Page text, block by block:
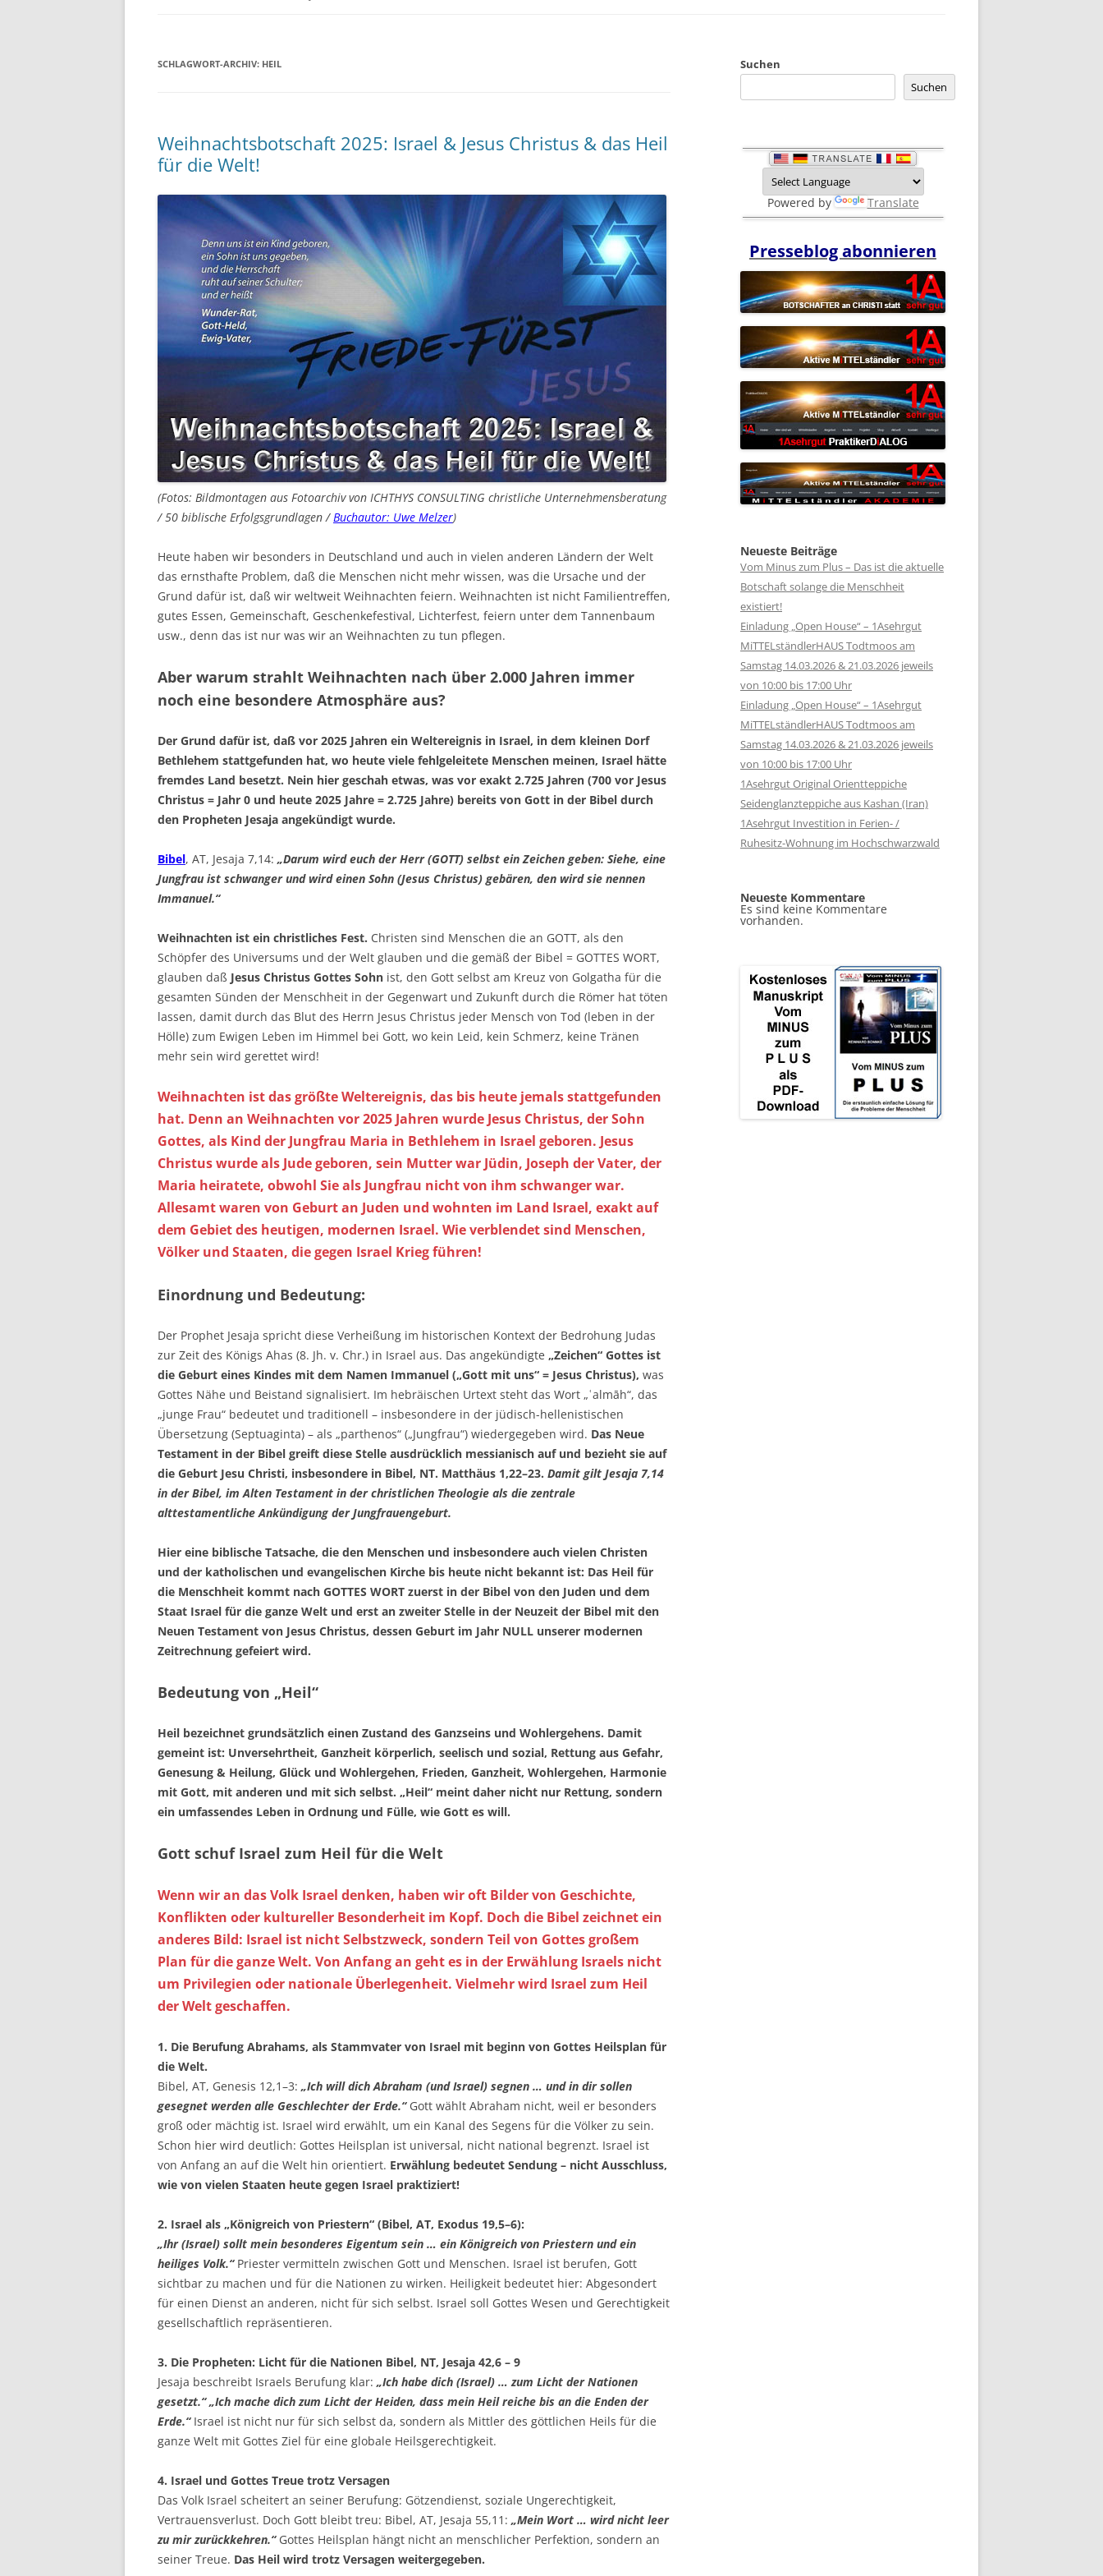
SCHLAGWORT-ARCHIV: HEIL
Weihnachtsbotschaft 2025: Israel & Jesus Christus & das Heil
für die Welt!
(Fotos: Bildmontagen aus Fotoarchiv von ICHTHYS CONSULTING christliche Unternehmensberatung
/ 50 biblische Erfolgsgrundlagen /Buchautor: Uwe Melzer)
Heute haben wir besonders in Deutschland und auch in vielen anderen Ländern der Welt
das ernsthafte Problem, daß die Menschen nicht mehr wissen, was die Ursache und der
Grund dafür ist, daß wir weltweit Weihnachten feiern. Weihnachten ist nicht Familientreffen,
gutes Essen, Gemeinschaft, Geschenkefestival, Lichterfest, feiern unter dem Tannenbaum
usw., denn das ist nur was wir an Weihnachten zu tun pflegen.
Aber warum strahlt Weihnachten nach über 2.000 Jahren immer
noch eine besondere Atmosphäre aus?
Der Grund dafür ist, daß vor 2025 Jahren ein Weltereignis in Israel, in dem kleinen Dorf
Bethlehem stattgefunden hat, wo heute viele fehlgeleitete Menschen meinen, Israel hätte
fremdes Land besetzt. Nein hier geschah etwas, was vor exakt 2.725 Jahren (700 vor Jesus
Christus = Jahr 0 und heute 2025 Jahre = 2.725 Jahre) bereits von Gott in der Bibel durch
den Propheten Jesaja angekündigt wurde.
Bibel, AT, Jesaja 7,14: „Darum wird euch der Herr (GOTT) selbst ein Zeichen geben: Siehe, eine
Jungfrau ist schwanger und wird einen Sohn (Jesus Christus) gebären, den wird sie nennen
Immanuel.“
Weihnachten ist ein christliches Fest. Christen sind Menschen die an GOTT, als den
Schöpfer des Universums und der Welt glauben und die gemäß der Bibel = GOTTES WORT,
glauben daß Jesus Christus Gottes Sohn ist, den Gott selbst am Kreuz von Golgatha für die
gesamten Sünden der Menschheit in der Gegenwart und Zukunft durch die Römer hat töten
lassen, damit durch das Blut des Herrn Jesus Christus jeder Mensch von Tod (leben in der
Hölle) zum Ewigen Leben im Himmel bei Gott, wo kein Leid, kein Schmerz, keine Tränen
mehr sein wird gerettet wird!
Weihnachten ist das größte Weltereignis, das bis heute jemals stattgefunden
hat. Denn an Weihnachten vor 2025 Jahren wurde Jesus Christus, der Sohn
Gottes, als Kind der Jungfrau Maria in Bethlehem in Israel geboren. Jesus
Christus wurde als Jude geboren, sein Mutter war Jüdin, Joseph der Vater, der
Maria heiratete, obwohl Sie als Jungfrau nicht von ihm schwanger war.
Allesamt waren von Geburt an Juden und wohnten im Land Israel, exakt auf
dem Gebiet des heutigen, modernen Israel. Wie verblendet sind Menschen,
Völker und Staaten, die gegen Israel Krieg führen!
Einordnung und Bedeutung:
Der Prophet Jesaja spricht diese Verheißung im historischen Kontext der Bedrohung Judas
zur Zeit des Königs Ahas (8. Jh. v. Chr.) in Israel aus. Das angekündigte „Zeichen“ Gottes ist
die Geburt eines Kindes mit dem Namen Immanuel („Gott mit uns“ = Jesus Christus), was
Gottes Nähe und Beistand signalisiert. Im hebräischen Urtext steht das Wort „ʿalmāh“, das
„junge Frau“ bedeutet und traditionell – insbesondere in der jüdisch-hellenistischen
Übersetzung (Septuaginta) – als „parthenos“ („Jungfrau“) wiedergegeben wird. Das Neue
Testament in der Bibel greift diese Stelle ausdrücklich messianisch auf und bezieht sie auf
die Geburt Jesu Christi, insbesondere in Bibel, NT. Matthäus 1,22–23. Damit gilt Jesaja 7,14
in der Bibel, im Alten Testament in der christlichen Theologie als die zentrale
alttestamentliche Ankündigung der Jungfrauengeburt.
Hier eine biblische Tatsache, die den Menschen und insbesondere auch vielen Christen
und der katholischen und evangelischen Kirche bis heute nicht bekannt ist: Das Heil für
die Menschheit kommt nach GOTTES WORT zuerst in der Bibel von den Juden und dem
Staat Israel für die ganze Welt und erst an zweiter Stelle in der Neuzeit der Bibel mit den
Neuen Testament von Jesus Christus, dessen Geburt im Jahr NULL unserer modernen
Zeitrechnung gefeiert wird.
Bedeutung von „Heil“
Heil bezeichnet grundsätzlich einen Zustand des Ganzseins und Wohlergehens. Damit
gemeint ist: Unversehrtheit, Ganzheit körperlich, seelisch und sozial, Rettung aus Gefahr,
Genesung & Heilung, Glück und Wohlergehen, Frieden, Ganzheit, Wohlergehen, Harmonie
mit Gott, mit anderen und mit sich selbst. „Heil“ meint daher nicht nur Rettung, sondern
ein umfassendes Leben in Ordnung und Fülle, wie Gott es will.
Gott schuf Israel zum Heil für die Welt
Wenn wir an das Volk Israel denken, haben wir oft Bilder von Geschichte,
Konflikten oder kultureller Besonderheit im Kopf. Doch die Bibel zeichnet ein
anderes Bild: Israel ist nicht Selbstzweck, sondern Teil von Gottes großem
Plan für die ganze Welt. Von Anfang an geht es in der Erwählung Israels nicht
um Privilegien oder nationale Überlegenheit. Vielmehr wird Israel zum Heil
der Welt geschaffen.
1. Die Berufung Abrahams, als Stammvater von Israel mit beginn von Gottes Heilsplan für
die Welt.
Bibel, AT, Genesis 12,1–3: „Ich will dich Abraham (und Israel) segnen … und in dir sollen
gesegnet werden alle Geschlechter der Erde.“ Gott wählt Abraham nicht, weil er besonders
groß oder mächtig ist. Israel wird erwählt, um ein Kanal des Segens für die Völker zu sein.
Schon hier wird deutlich: Gottes Heilsplan ist universal, nicht national begrenzt. Israel ist
von Anfang an auf die Welt hin orientiert. Erwählung bedeutet Sendung – nicht Ausschluss,
wie von vielen Staaten heute gegen Israel praktiziert!
2. Israel als „Königreich von Priestern“ (Bibel, AT, Exodus 19,5–6):
„Ihr (Israel) sollt mein besonderes Eigentum sein … ein Königreich von Priestern und ein
heiliges Volk.“Priester vermitteln zwischen Gott und Menschen. Israel ist berufen, Gott
sichtbar zu machen und für die Nationen zu wirken. Heiligkeit bedeutet hier: Abgesondert
für einen Dienst an anderen, nicht für sich selbst. Israel soll Gottes Wesen und Gerechtigkeit
gesellschaftlich repräsentieren.
3. Die Propheten: Licht für die Nationen Bibel, NT, Jesaja 42,6 – 9
Jesaja beschreibt Israels Berufung klar: „Ich habe dich (Israel) … zum Licht der Nationen
gesetzt.“ „Ich mache dich zum Licht der Heiden, dass mein Heil reiche bis an die Enden der
Erde.“Israel ist nicht nur für sich selbst da, sondern als Mittler des göttlichen Heils für die
ganze Welt mit Gottes Ziel für eine globale Heilsgerechtigkeit.
4. Israel und Gottes Treue trotz Versagen
Das Volk Israel scheitert an seiner Berufung: Götzendienst, soziale Ungerechtigkeit,
Vertrauensverlust. Doch Gott bleibt treu: Bibel, AT, Jesaja 55,11: „Mein Wort … wird nicht leer
zu mir zurückkehren.“Gottes Heilsplan hängt nicht an menschlicher Perfektion, sondern an
seiner Treue. Das Heil wird trotz Versagen weitergegeben.
Suchen
Suchen
Powered by Translate
Presseblog abonnieren
Neueste Beiträge
Vom Minus zum Plus – Das ist die aktuelle
Botschaft solange die Menschheit
existiert!
Einladung „Open House“ – 1Asehrgut
MiTTELständlerHAUS Todtmoos am
Samstag 14.03.2026 & 21.03.2026 jeweils
von 10:00 bis 17:00 Uhr
Einladung „Open House“ – 1Asehrgut
MiTTELständlerHAUS Todtmoos am
Samstag 14.03.2026 & 21.03.2026 jeweils
von 10:00 bis 17:00 Uhr
1Asehrgut Original Orientteppiche
Seidenglanzteppiche aus Kashan (Iran)
1Asehrgut Investition in Ferien- /
Ruhesitz-Wohnung im Hochschwarzwald
Neueste Kommentare
Es sind keine Kommentare
vorhanden.